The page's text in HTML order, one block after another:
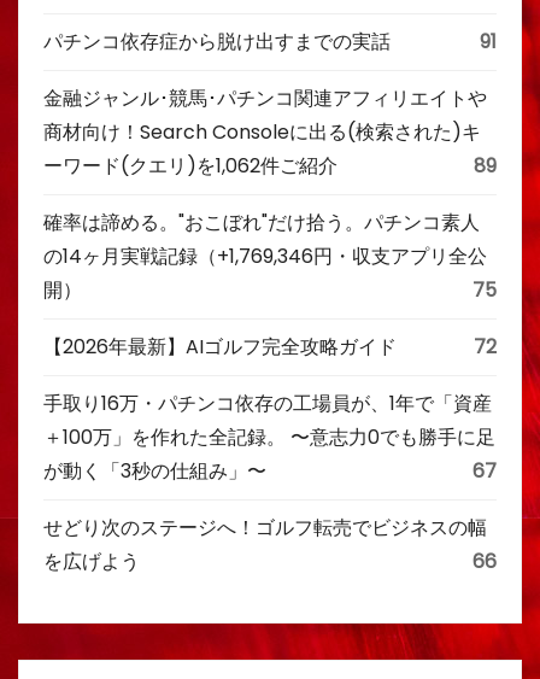
パチンコ依存症から脱け出すまでの実話 91
金融ジャンル･競馬･パチンコ関連アフィリエイトや
商材向け！Search Consoleに出る(検索された)キ
ーワード(クエリ)を1,062件ご紹介
89
確率は諦める。"おこぼれ"だけ拾う。パチンコ素人
の14ヶ月実戦記録（+1,769,346円・収支アプリ全公
開）
75
【2026年最新】AIゴルフ完全攻略ガイド 72
手取り16万・パチンコ依存の工場員が、1年で「資産
＋100万」を作れた全記録。 〜意志力0でも勝手に足
が動く「3秒の仕組み」〜
67
せどり次のステージへ！ゴルフ転売でビジネスの幅
を広げよう
66